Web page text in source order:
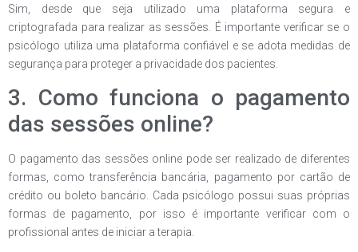
Sim, desde que seja utilizado uma plataforma segura e
criptografada para realizar as sessões. É importante verificar se o
psicólogo utiliza uma plataforma confiável e se adota medidas de
segurança para proteger a privacidade dos pacientes.
3. Como funciona o pagamento
das sessões online?
O pagamento das sessões online pode ser realizado de diferentes
formas, como transferência bancária, pagamento por cartão de
crédito ou boleto bancário. Cada psicólogo possui suas próprias
formas de pagamento, por isso é importante verificar com o
profissional antes de iniciar a terapia.